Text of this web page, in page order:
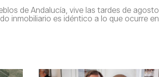
de Andalucía, vive las tardes de
inmobiliario es idéntico a lo que ocurre